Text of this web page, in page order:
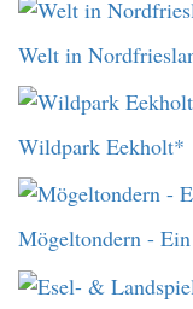
Welt in
Wildpark Eekholt*
Mögeltondern -